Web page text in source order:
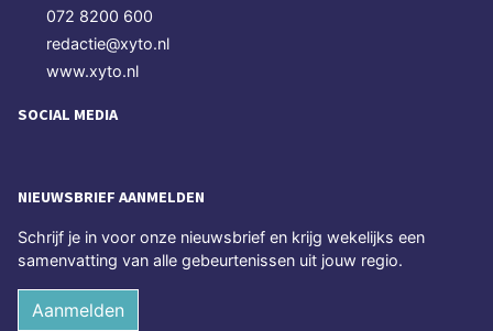
072 8200 600
redactie@xyto.nl
www.xyto.nl
SOCIAL MEDIA
NIEUWSBRIEF AANMELDEN
Schrijf je in voor onze nieuwsbrief en krijg wekelijks een
samenvatting van alle gebeurtenissen uit jouw regio.
Aanmelden